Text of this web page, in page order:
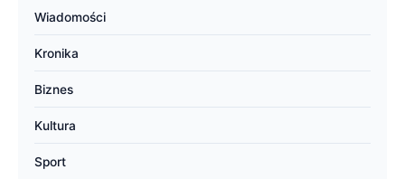
Wiadomości
Kronika
Biznes
Kultura
Sport